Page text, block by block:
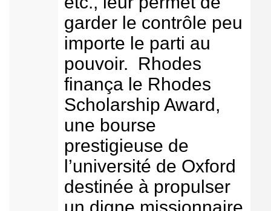
garder le contrôle peu
importe le parti au
pouvoir. Rhodes
finança le Rhodes
Scholarship Award,
une bourse
prestigieuse de
l’université de Oxford
destinée à propulser